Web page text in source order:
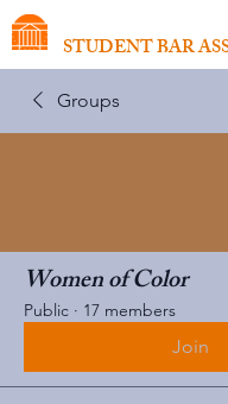
STUDENT BAR
Groups
Women of Color
Public · 17 members
Join